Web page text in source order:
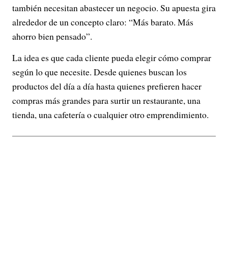
también necesitan abastecer un negocio. Su apuesta gira
alrededor de un concepto claro: “Más barato. Más
ahorro bien pensado”.
La idea es que cada cliente pueda elegir cómo comprar
según lo que necesite. Desde quienes buscan los
productos del día a día hasta quienes prefieren hacer
compras más grandes para surtir un restaurante, una
tienda, una cafetería o cualquier otro emprendimiento.